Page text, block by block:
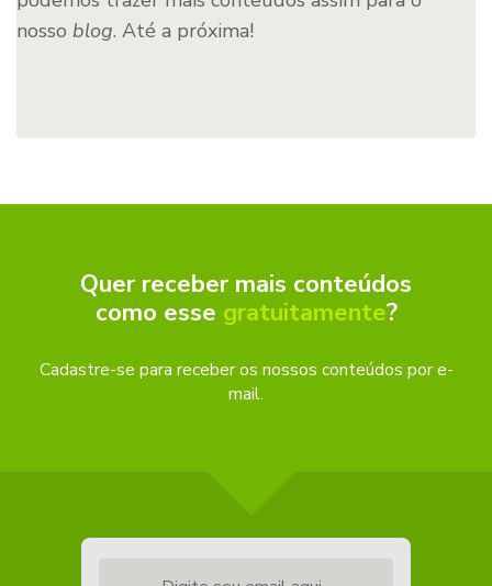
nosso blog. Até a próxima!
Quer receber mais conteúdos
como esse gratuitamente?
Cadastre-se para receber os nossos conteúdos por e-
mail.